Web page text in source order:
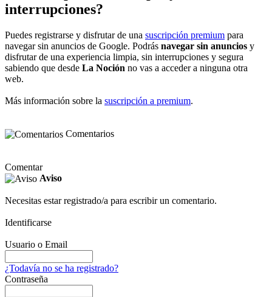
interrupciones?
Puedes registrarse y disfrutar de una suscripción premium para
navegar sin anuncios de Google. Podrás navegar sin anuncios y
disfrutar de una experiencia limpia, sin interrupciones y segura
sabiendo que desde La Noción no vas a acceder a ninguna otra
web.
Más información sobre la suscripción a premium.
Comentarios
Comentar
Aviso
Necesitas estar registrado/a para escribir un comentario.
Identificarse
Usuario o Email
¿Todavía no se ha registrado?
Contraseña